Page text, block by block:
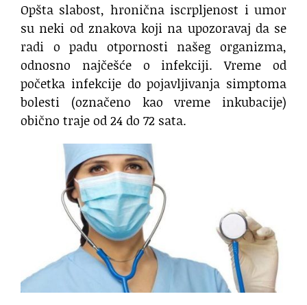
Opšta slabost, hronična iscrpljenost i umor
su neki od znakova koji na upozoravaj da se
radi o padu otpornosti našeg organizma,
odnosno najčešće o infekciji. Vreme od
početka infekcije do pojavljivanja simptoma
bolesti (označeno kao vreme inkubacije)
obično traje od 24 do 72 sata.